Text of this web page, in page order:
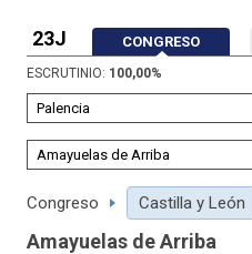
23J CONGRESO
ESCRUTINIO: 100,00%
Congreso Castilla y León
Amayuelas de Arriba